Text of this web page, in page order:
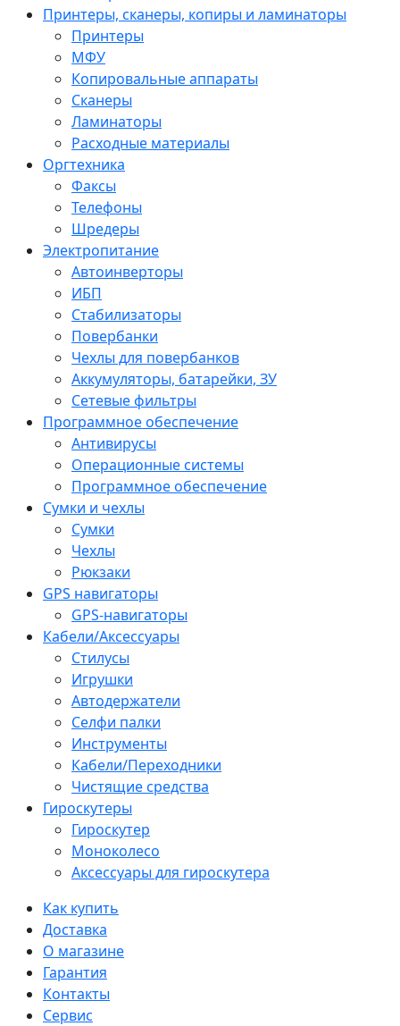
Принтеры, сканеры, копиры и ламинаторы
Принтеры
МФУ
Копировальные аппараты
Сканеры
Ламинаторы
Расходные материалы
Оргтехника
Факсы
Телефоны
Шредеры
Электропитание
Автоинверторы
ИБП
Стабилизаторы
Повербанки
Чехлы для повербанков
Аккумуляторы, батарейки, ЗУ
Сетевые фильтры
Программное обеспечение
Антивирусы
Операционные системы
Программное обеспечение
Сумки и чехлы
Сумки
Чехлы
Рюкзаки
GPS навигаторы
GPS-навигаторы
Кабели/Аксессуары
Стилусы
Игрушки
Автодержатели
Селфи палки
Инструменты
Кабели/Переходники
Чистящие средства
Гироскутеры
Гироскутер
Моноколесо
Аксессуары для гироскутера
Как купить
Доставка
О магазине
Гарантия
Контакты
Сервис